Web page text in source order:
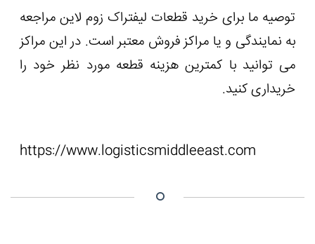
توصیه ما برای خرید قطعات لیفتراک زوم لاین مراجعه
به نمایندگی و یا مراکز فروش معتبر است. در این مراکز
می توانید با کمترین هزینه قطعه مورد نظر خود را
خریداری کنید.
https://www.logisticsmiddleeast.com